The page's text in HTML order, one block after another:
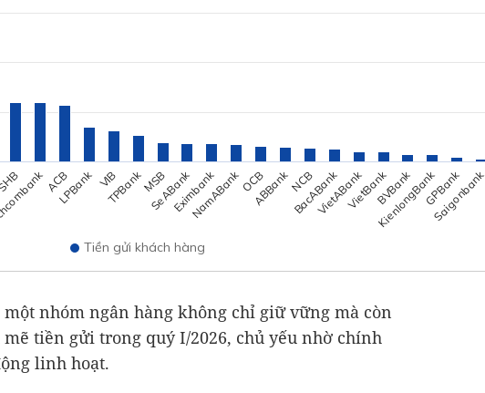
Tiền gửi khách hàng
ACB
LPBank VIB
TPBankMSB
SeABankEximbank
NamABankOCB
ABBankNCB
BacABankVietABankVietBankBVBank
KienlongBankGPBank
Saigonbank
nhóm ngân hàng không chỉ giữ vững mà còn
tiền gửi trong quý I/2026, chủ yếu nhờ chính
linh hoạt.